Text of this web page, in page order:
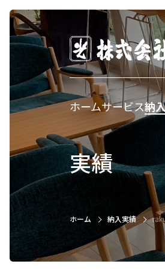
ホームサービス納
実績
ホーム 納入実績